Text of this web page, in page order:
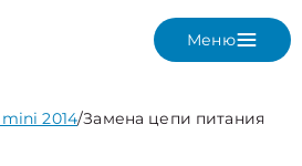
Меню
2014/Замена цепи питания